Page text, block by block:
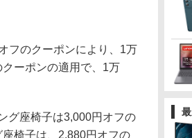
フのクーポンにより、1万
ーポンの適用で、1万
グ座椅子は3,000円オフの
椅子は、2,880円オフの